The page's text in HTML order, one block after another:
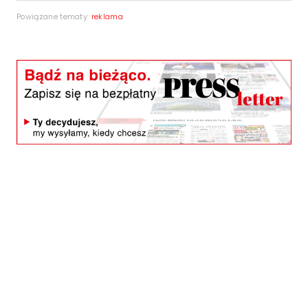
Powiązane tematy: reklama